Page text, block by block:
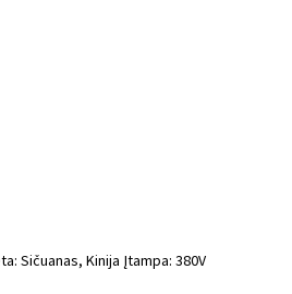
Sičuanas, Kinija Įtampa: 380V